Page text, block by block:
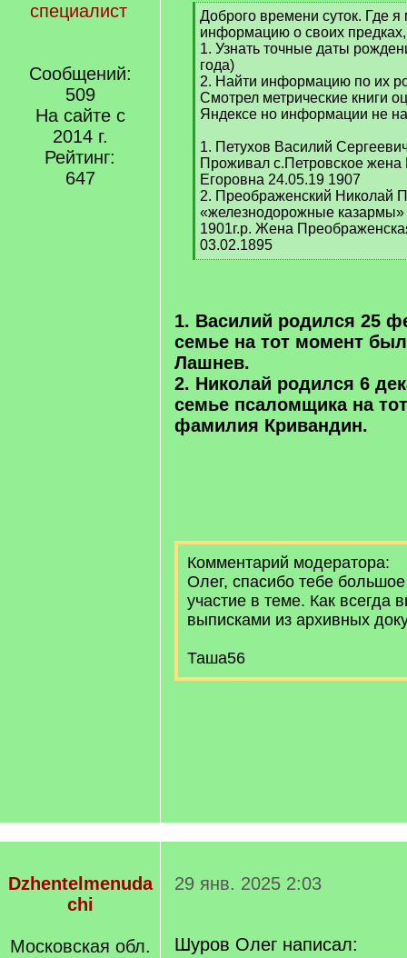
специалист
Сообщений:
509
На сайте с
2014 г.
Рейтинг:
647
[
q
]
Доброго времени суток. Где я
информацию о своих
1. Узнать точные даты
года)
2. Найти информацию по их
Смотрел метрические книги
Яндексе но информации не
1. Петухов Василий
Проживал с.Петровское жена
Егоровна 24.05.19 1907
2. Преображенский Николай
«железнодорожные казармы»
1901г.р. Жена
03.02.1895
[
1. Василий родился 25
семье на тот момент
Лашнев.
2. Николай родился 6
семье псаломщика на
фамилия Кривандин.
Комментарий модератора:
Олег, спасибо тебе
участие в теме. Как всегда
выписками из архивных
Таша56
Dzhentelmenuda
chi
Московская обл.
29 янв. 2025 2:03
Шуров Олег написал: